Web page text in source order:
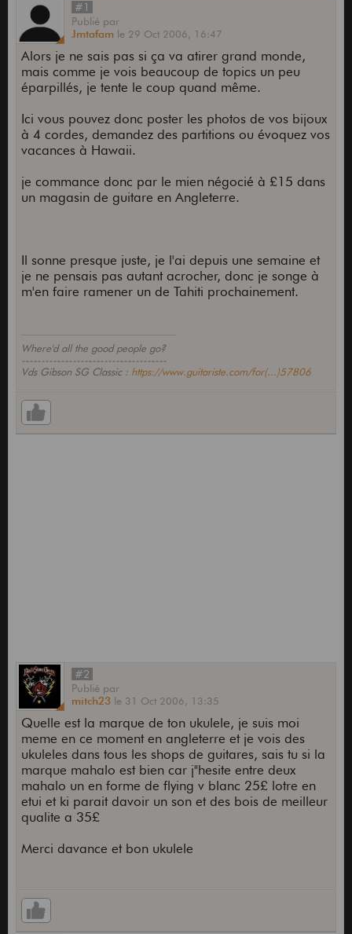
#1
Publié par
Jmtafam le 29 Oct 2006, 16:47
Alors je ne sais pas si ça va atirer grand monde,
mais comme je vois beaucoup de topics un peu
éparpillés, je tente le coup quand même.
Ici vous pouvez donc poster les photos de vos bijoux
à 4 cordes, demandez des partitions ou évoquez vos
vacances à Hawaii.
je commance donc par le mien négocié à £15 dans
un magasin de guitare en Angleterre.
Il sonne presque juste, je l'ai depuis une semaine et
je ne pensais pas autant acrocher, donc je songe à
m'en faire ramener un de Tahiti prochainement.
Where'd all the good people go?
-------------------------------------
Vds Gibson SG Classic : https://www.guitariste.com/for(...)57806
#2
Publié par
mitch23 le 31 Oct 2006, 13:35
Quelle est la marque de ton ukulele, je suis moi
meme en ce moment en angleterre et je vois des
ukuleles dans tous les shops de guitares, sais tu si la
marque mahalo est bien car j"hesite entre deux
mahalo un en forme de flying v blanc 25£ lotre en
etui et ki parait davoir un son et des bois de meilleur
qualite a 35£
Merci davance et bon ukulele